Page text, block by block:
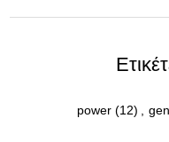
power (12)